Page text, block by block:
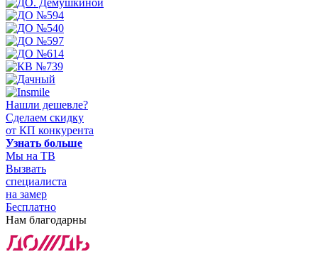
Нашли дешевле?
Сделаем скидку
от КП конкурента
Узнать больше
Мы на ТВ
Вызвать
специалиста
на замер
Бесплатно
Нам благодарны